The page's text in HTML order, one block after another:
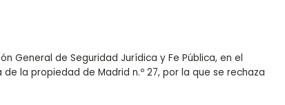
General de Seguridad Jurídica y Fe Pública, en el
la propiedad de Madrid n.º 27, por la que se rechaza